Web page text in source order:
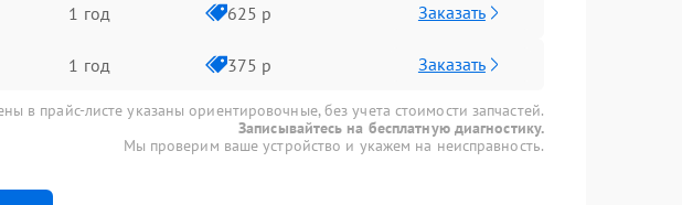
1 год 625 р Заказать
1 год 375 р Заказать
в прайс-листе указаны ориентировочные, без учета стоимости запчастей.
Записывайтесь на бесплатную диагностику.
Мы проверим ваше устройство и укажем на неисправность.